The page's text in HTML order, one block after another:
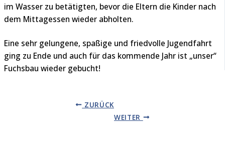
im Wasser zu betätigten, bevor die Eltern die Kinder nach
dem Mittagessen wieder abholten.
Eine sehr gelungene, spaßige und friedvolle Jugendfahrt
ging zu Ende und auch für das kommende Jahr ist „unser“
Fuchsbau wieder gebucht!
ZURÜCK
WEITER